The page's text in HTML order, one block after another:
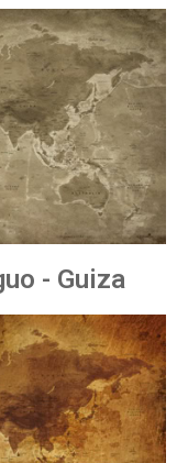
- Guiza